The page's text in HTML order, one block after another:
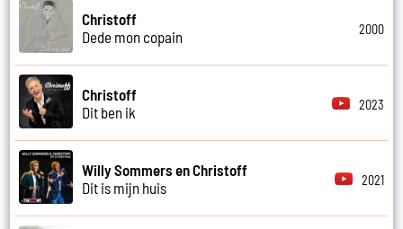
Christoff
Dede mon copain
2000
Christoff
Dit ben ik
2023
Willy Sommers en Christoff
Dit is mijn huis
2021